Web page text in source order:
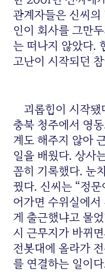
관계자들은 신씨
인이 회사를 그만
는 떠나지 않았다.
고난이 시작되던
괴롭힘이 시작됐
충북 청주에서 영
계도 해주지 않아
일을 배웠다. 상사
꼼히 기록했다. 눈
꿨다. 신씨는 “정
어가면 수위실에
게 출근했냐고 물
시 근무지가 바뀌
전봇대에 올라가
를 연결하는 일이